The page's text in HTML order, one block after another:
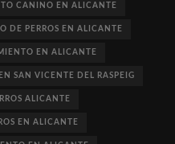
CANINO EN ALICANTE
DE PERROS EN ALICANTE
EN ALICANTE
SAN VICENTE DEL RASPEIG
ALICANTE
EN ALICANTE